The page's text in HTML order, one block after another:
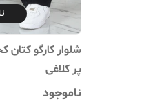
شلوار کارگو کتان
پر کلاغی
ناموجود